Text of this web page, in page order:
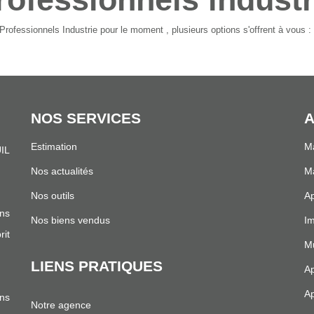
Industrie pour le moment , plusieurs options s'offrent à vous :
NOS SERVICES
Estimation
Nos actualités
Nos outils
Nos biens vendus
LIENS PRATIQUES
Notre agence